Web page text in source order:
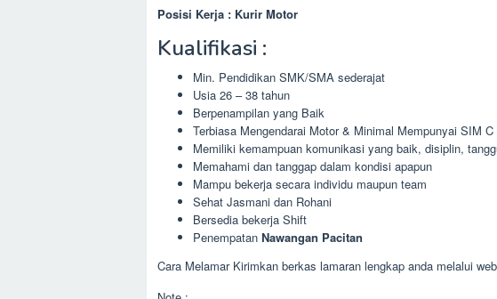
Posisi Kerja : Kurir Motor
Kualifikasi :
Min. Pendidikan SMK/SMA sederajat
Usia 26 – 38 tahun
Berpenampilan yang Baik
Terbiasa Mengendarai Motor & Minimal Mempunyai SIM
Memiliki kemampuan komunikasi yang baik, disiplin,
Memahami dan tanggap dalam kondisi apapun
Mampu bekerja secara individu maupun team
Sehat Jasmani dan Rohani
Bersedia bekerja Shift
Penempatan Nawangan Pacitan
Cara Melamar Kirimkan berkas lamaran lengkap anda melalui